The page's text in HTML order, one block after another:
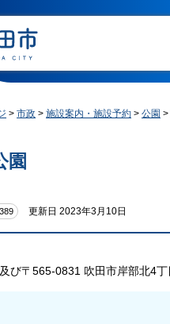
>市政 >施設案内・施設予約 >公園 >
園
更新日 2023年3月10日
び〒565-0831 吹田市岸部北4